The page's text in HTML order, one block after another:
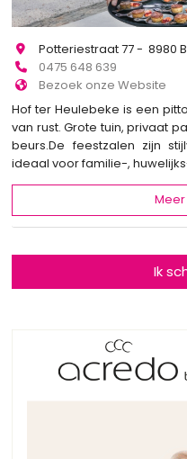
Potteriestraat 77 - 8980
0475 648 639
Bezoek onze Website
Hof ter Heulebeke is een
van rust. Grote tuin, privaat
beurs.De feestzalen zijn
ideaal voor familie-,
Ik